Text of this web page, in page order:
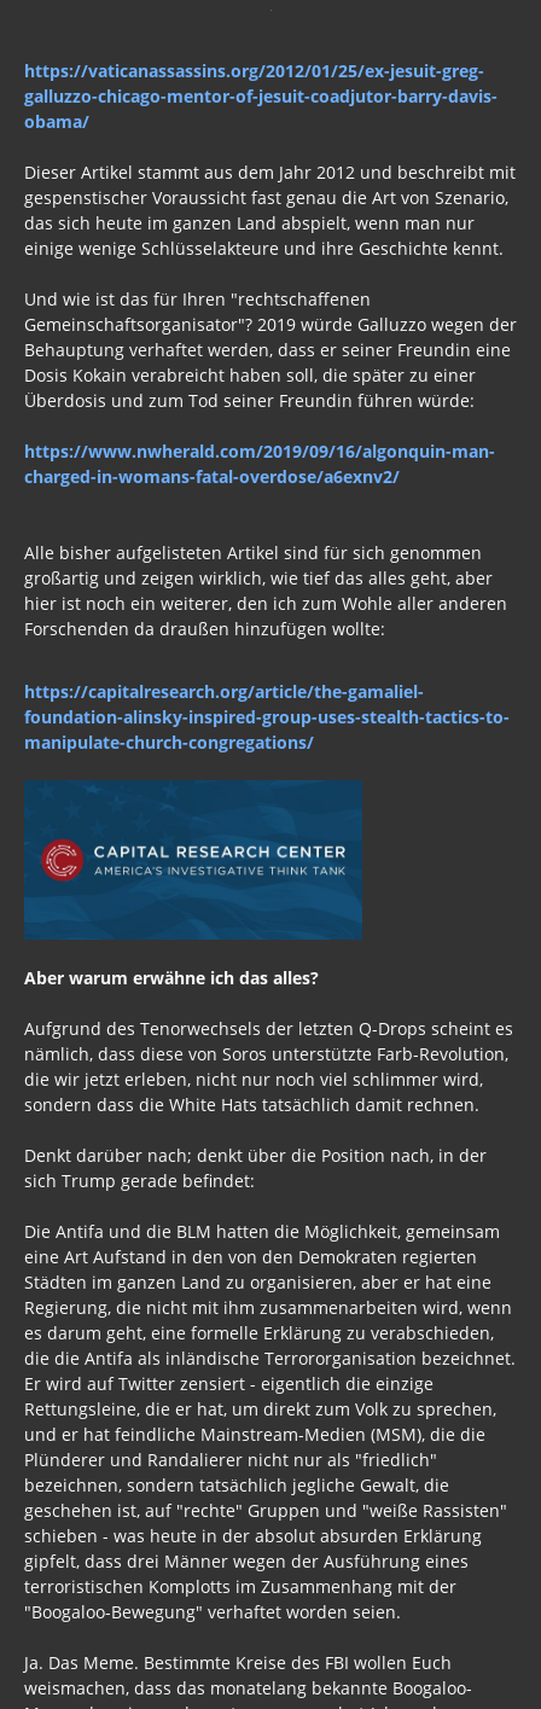
https://vaticanassassins.org/2012/01/25/ex-jesuit-greg-
galluzzo-chicago-mentor-of-jesuit-coadjutor-barry-davis-
obama/
Dieser Artikel stammt aus dem Jahr 2012 und beschreibt mit
gespenstischer Voraussicht fast genau die Art von Szenario,
das sich heute im ganzen Land abspielt, wenn man nur
einige wenige Schlüsselakteure und ihre Geschichte kennt.
Und wie ist das für Ihren "rechtschaffenen
Gemeinschaftsorganisator"? 2019 würde Galluzzo wegen der
Behauptung verhaftet werden, dass er seiner Freundin eine
Dosis Kokain verabreicht haben soll, die später zu einer
Überdosis und zum Tod seiner Freundin führen würde:
https://www.nwherald.com/2019/09/16/algonquin-man-
charged-in-womans-fatal-overdose/a6exnv2/
Alle bisher aufgelisteten Artikel sind für sich genommen
großartig und zeigen wirklich, wie tief das alles geht, aber
hier ist noch ein weiterer, den ich zum Wohle aller anderen
Forschenden da draußen hinzufügen wollte:
https://capitalresearch.org/article/the-gamaliel-
foundation-alinsky-inspired-group-uses-stealth-tactics-to-
manipulate-church-congregations/
Aber warum erwähne ich das alles?
Aufgrund des Tenorwechsels der letzten Q-Drops scheint es
nämlich, dass diese von Soros unterstützte Farb-Revolution,
die wir jetzt erleben, nicht nur noch viel schlimmer wird,
sondern dass die White Hats tatsächlich damit rechnen.
Denkt darüber nach; denkt über die Position nach, in der
sich Trump gerade befindet:
Die Antifa und die BLM hatten die Möglichkeit, gemeinsam
eine Art Aufstand in den von den Demokraten regierten
Städten im ganzen Land zu organisieren, aber er hat eine
Regierung, die nicht mit ihm zusammenarbeiten wird, wenn
es darum geht, eine formelle Erklärung zu verabschieden,
die die Antifa als inländische Terrororganisation bezeichnet.
Er wird auf Twitter zensiert - eigentlich die einzige
Rettungsleine, die er hat, um direkt zum Volk zu sprechen,
und er hat feindliche Mainstream-Medien (MSM), die die
Plünderer und Randalierer nicht nur als "friedlich"
bezeichnen, sondern tatsächlich jegliche Gewalt, die
geschehen ist, auf "rechte" Gruppen und "weiße Rassisten"
schieben - was heute in der absolut absurden Erklärung
gipfelt, dass drei Männer wegen der Ausführung eines
terroristischen Komplotts im Zusammenhang mit der
"Boogaloo-Bewegung" verhaftet worden seien.
Ja. Das Meme. Bestimmte Kreise des FBI wollen Euch
weismachen, dass das monatelang bekannte Boogaloo-